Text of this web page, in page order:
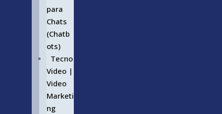
para
Chats
(Chatb
ots)
Tecno
Video |
Video
Marketi
ng